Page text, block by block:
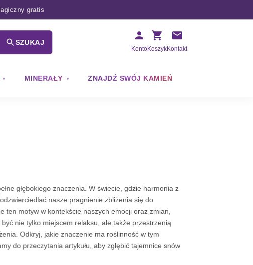
gratis
SZUKAJ
KontoKoszykKontakt
MINERAŁY ZNAJDŹ SWÓJ KAMIEŃ
głębokiego znaczenia. W świecie, gdzie harmonia z
nasze pragnienie zbliżenia się do
ten motyw w kontekście naszych emocji oraz zmian,
nie tylko miejscem relaksu, ale także przestrzenią
Odkryj, jakie znaczenie ma roślinność w tym
do przeczytania artykułu, aby zgłębić tajemnice snów